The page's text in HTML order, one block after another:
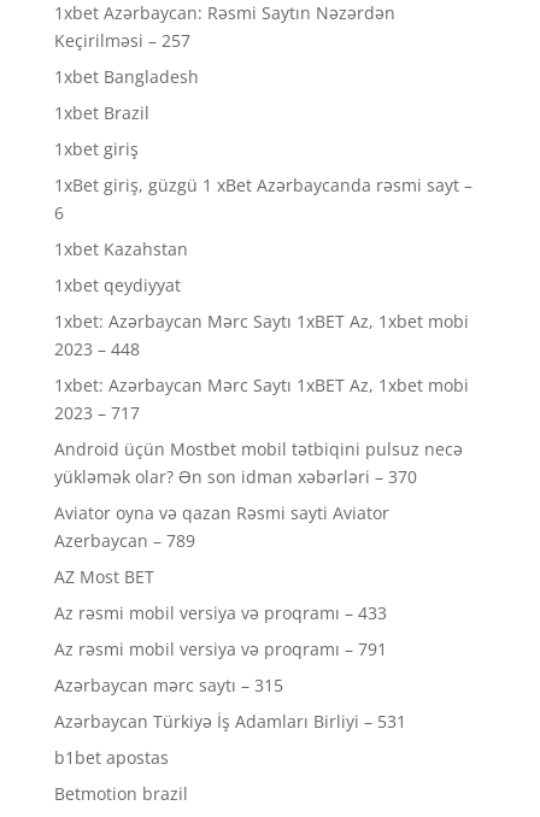
1xbet Azərbaycan: Rəsmi Saytın Nəzərdən
Keçirilməsi – 257
1xbet Bangladesh
1xbet Brazil
1xbet giriş
1xBet giriş, güzgü 1 xBet Azərbaycanda rəsmi sayt –
6
1xbet Kazahstan
1xbet qeydiyyat
1xbet: Azərbaycan Mərc Saytı 1xBET Az, 1xbet mobi
2023 – 448
1xbet: Azərbaycan Mərc Saytı 1xBET Az, 1xbet mobi
2023 – 717
Android üçün Mostbet mobil tətbiqini pulsuz necə
yükləmək olar? Ən son idman xəbərləri – 370
Aviator oyna və qazan Rəsmi sayti Aviator
Azerbaycan – 789
AZ Most BET
Az rəsmi mobil versiya və proqramı – 433
Az rəsmi mobil versiya və proqramı – 791
Azərbaycan mərc saytı – 315
Azərbaycan Türkiyə İş Adamları Birliyi – 531
b1bet apostas
Betmotion brazil